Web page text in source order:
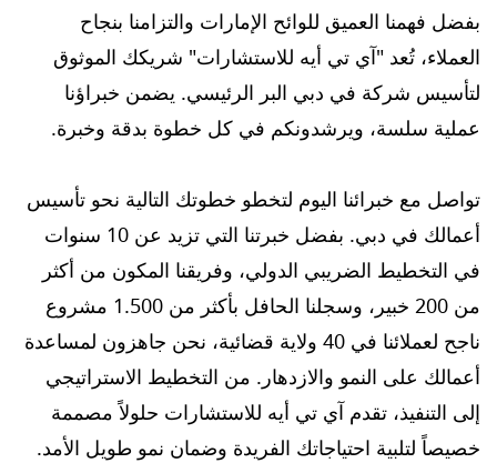
بفضل فهمنا العميق للوائح الإمارات والتزامنا بنجاح
العملاء، تُعد "آي تي أيه للاستشارات" شريكك الموثوق
لتأسيس شركة في دبي البر الرئيسي. يضمن خبراؤنا
عملية سلسة، ويرشدونكم في كل خطوة بدقة وخبرة.
تواصل مع خبرائنا اليوم لتخطو خطوتك التالية نحو تأسيس
أعمالك في دبي. بفضل خبرتنا التي تزيد عن 10 سنوات
في التخطيط الضريبي الدولي، وفريقنا المكون من أكثر
من 200 خبير، وسجلنا الحافل بأكثر من 1.500 مشروع
ناجح لعملائنا في 40 ولاية قضائية، نحن جاهزون لمساعدة
أعمالك على النمو والازدهار. من التخطيط الاستراتيجي
إلى التنفيذ، تقدم آي تي أيه للاستشارات حلولاً مصممة
خصيصاً لتلبية احتياجاتك الفريدة وضمان نمو طويل الأمد.